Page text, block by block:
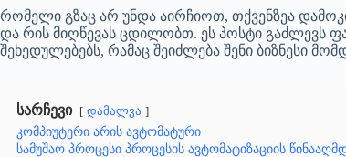
რომელი გზაც არ უნდა აირჩიოთ, თქვენზეა
და რის მიღწევას ცდილობთ. ეს პოსტი გაძლევს
შეხედულებებს, რამაც შეიძლება შენი ბიზნესი
სარჩევი დამალვა
კომპიუტერი არის ავტომატური
სამუშაო პროცესი პროცესის ავტომატიზაციის